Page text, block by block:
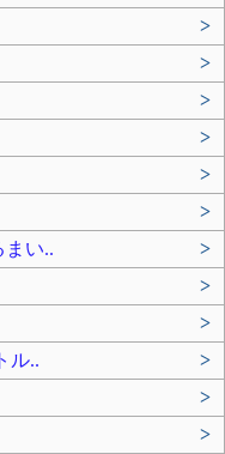
>
>
>
>
>
>
まい..
>
>
>
ル..
>
>
>